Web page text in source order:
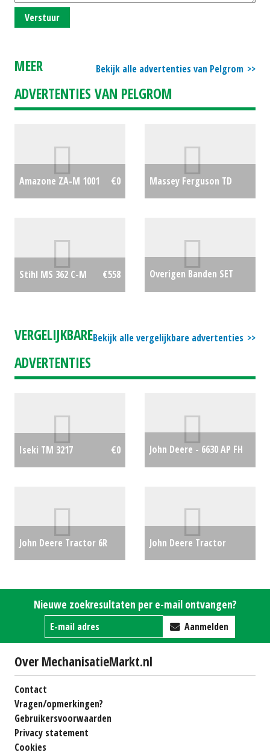
Verstuur
Bekijk alle advertenties van Pelgrom
MEER
ADVERTENTIES VAN PELGROM
Amazone ZA-M 1001 €0
Massey Ferguson TD
Stihl MS 362 C-M €558
Overigen Banden SET
Bekijk alle vergelijkbare advertenties
VERGELIJKBARE
ADVERTENTIES
Iseki TM 3217 €0
John Deere - 6630 AP FH
John Deere Tractor 6R
John Deere Tractor
Nieuwe zoekresultaten per e-mail ontvangen?
Aanmelden
Over MechanisatieMarkt.nl
Contact
Vragen/opmerkingen?
Gebruikersvoorwaarden
Privacy statement
Cookies